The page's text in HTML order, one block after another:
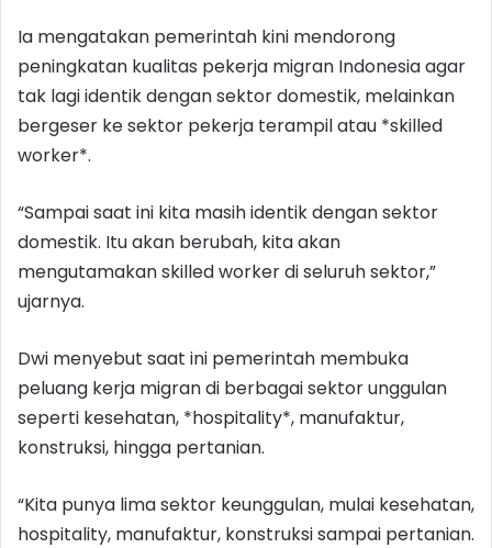
Ia mengatakan pemerintah kini mendorong
peningkatan kualitas pekerja migran Indonesia agar
tak lagi identik dengan sektor domestik, melainkan
bergeser ke sektor pekerja terampil atau *skilled
worker*.
“Sampai saat ini kita masih identik dengan sektor
domestik. Itu akan berubah, kita akan
mengutamakan skilled worker di seluruh sektor,”
ujarnya.
Dwi menyebut saat ini pemerintah membuka
peluang kerja migran di berbagai sektor unggulan
seperti kesehatan, *hospitality*, manufaktur,
konstruksi, hingga pertanian.
“Kita punya lima sektor keunggulan, mulai kesehatan,
hospitality, manufaktur, konstruksi sampai pertanian.